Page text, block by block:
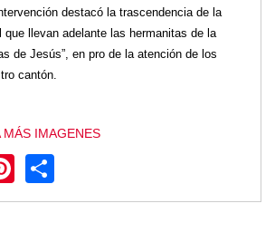
destacó la trascendencia de la
que llevan adelante las hermanitas de la
de Jesús”, en pro de la atención de los
cantón.
MÁS IMAGENES
Pinterest